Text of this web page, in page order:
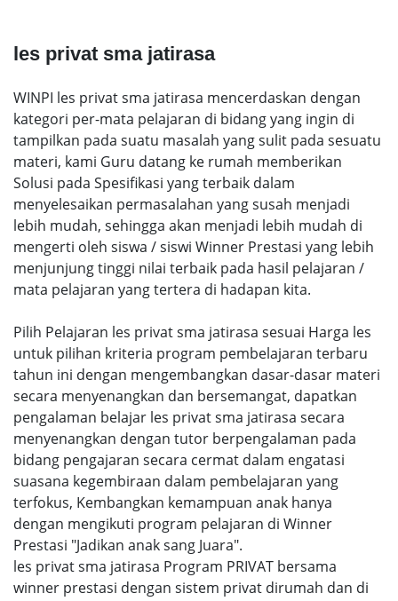
les privat sma jatirasa
WINPI les privat sma jatirasa mencerdaskan dengan
kategori per-mata pelajaran di bidang yang ingin di
tampilkan pada suatu masalah yang sulit pada sesuatu
materi, kami Guru datang ke rumah memberikan
Solusi pada Spesifikasi yang terbaik dalam
menyelesaikan permasalahan yang susah menjadi
lebih mudah, sehingga akan menjadi lebih mudah di
mengerti oleh siswa / siswi Winner Prestasi yang lebih
menjunjung tinggi nilai terbaik pada hasil pelajaran /
mata pelajaran yang tertera di hadapan kita.
Pilih Pelajaran les privat sma jatirasa sesuai Harga les
untuk pilihan kriteria program pembelajaran terbaru
tahun ini dengan mengembangkan dasar-dasar materi
secara menyenangkan dan bersemangat, dapatkan
pengalaman belajar les privat sma jatirasa secara
menyenangkan dengan tutor berpengalaman pada
bidang pengajaran secara cermat dalam engatasi
suasana kegembiraan dalam pembelajaran yang
terfokus, Kembangkan kemampuan anak hanya
dengan mengikuti program pelajaran di Winner
Prestasi "Jadikan anak sang Juara".
les privat sma jatirasa Program PRIVAT bersama
winner prestasi dengan sistem privat dirumah dan di